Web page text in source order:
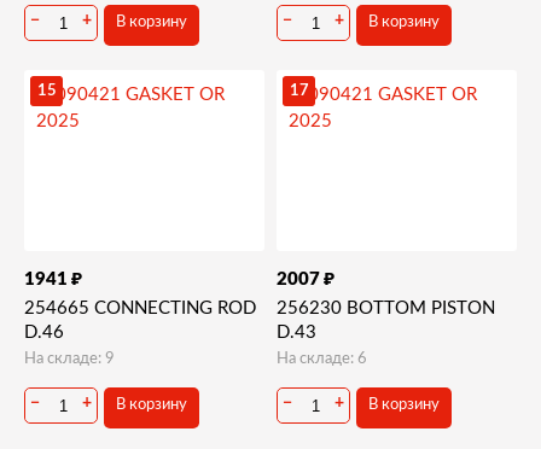
− + В корзину − + В корзину
15
1941 ₽
254665 CONNECTING ROD
D.46
На складе: 9
− + В корзину
17
2007 ₽
256230 BOTTOM PISTON
D.43
На складе: 6
− + В корзину